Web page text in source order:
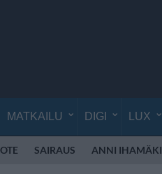
MATKAILU DIGI LUX
SAIRAUS ANNI IHAMÄKI